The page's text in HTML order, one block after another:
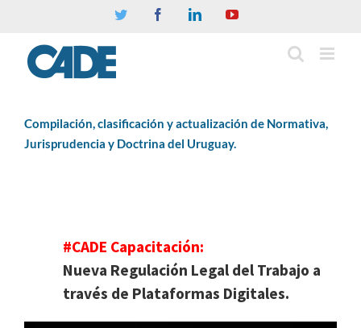
Twitter FacebookLinkedinYouTube
Compilación, clasificación y actualización de Normativa,
Jurisprudencia y Doctrina del Uruguay.
#CADE Capacitación:
Nueva Regulación Legal del Trabajo a
través de Plataformas Digitales.